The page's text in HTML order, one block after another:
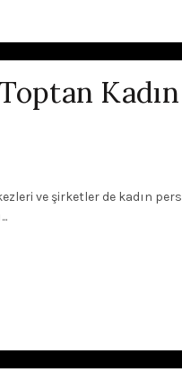
Kadın
ve şirketler de kadın